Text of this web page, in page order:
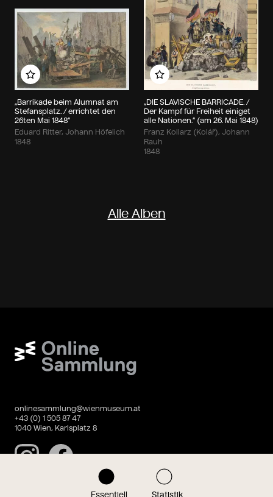
Essentiell Statistik
„Barrikade beim Alumnat am
Stefansplatz. / errichtet den
26ten Mai 1848“
Eduard Ritter, Johann Höfelich
1848
Zu meinem Album hinzufügen
„DIE SLAVISCHE BARRICADE. /
Der Kampf für Freiheit einiget
alle Nationen.“ (am 26. Mai 1848)
Franz Kollarz (Kolář), Johann
Rauh
1848
Zu meinem Album
Alle Alben
Wien Museum Online Sammlung
onlinesammlung@wienmuseum.at
+43 (0) 1 505 87 47
1040 Wien, Karlsplatz 8
InstagramFacebook